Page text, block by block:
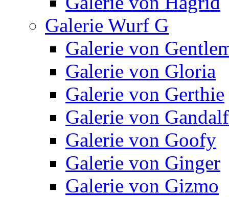
Galerie Wurf G
Galerie von
Galerie von Gloria
Galerie von Gerthie
Galerie von Gandalf
Galerie von Goofy
Galerie von Ginger
Galerie von Gizmo